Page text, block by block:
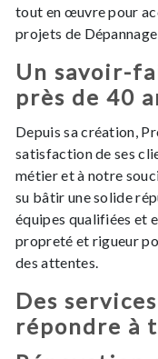
tout en œuvre pour
projets de
Un savoir-
près de 40
Depuis sa création,
satisfaction de ses
métier et à notre
su bâtir une solide
équipes qualifiées et
propreté et rigueur
des attentes.
Des
répondre à